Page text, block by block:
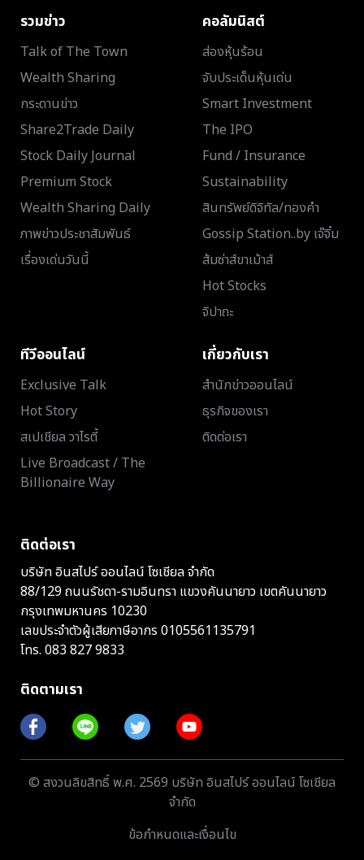
รวมข่าว
Talk of The Town
Wealth Sharing
กระดานข่าว
Share2Trade Daily
Stock Daily Journal
Premium Stock
Wealth Sharing Daily
ภาพข่าวประชาสัมพันธ์
เรื่องเด่นวันนี้
คอลัมนิสต์
ส่องหุ้นร้อน
จับประเด็นหุ้นเด่น
Smart Investment
The IPO
Fund / Insurance
Sustainability
สินทรัพย์ดิจิทัล/ทองคำ
Gossip Station..by เจ๊จิ๋ม
ส้มซ่าส์ขาเม้าส์
Hot Stocks
จิปาถะ
ทีวีออนไลน์
Exclusive Talk
Hot Story
สเปเชียล วาไรตี้
Live Broadcast / The
Billionaire Way
เกี่ยวกับเรา
สำนักข่าวออนไลน์
ธุรกิจของเรา
ติดต่อเรา
ติดต่อเรา
บริษัท อินสไปร์ ออนไลน์ โซเชียล จำกัด
88/129 ถนนรัชดา-รามอินทรา แขวงคันนายาว เขตคันนายาว
กรุงเทพมหานคร 10230
เลขประจำตัวผู้เสียภาษีอากร 0105561135791
โทร. 083 827 9833
ติดตามเรา
© สงวนลิขสิทธิ์ พ.ศ. 2569 บริษัท อินสไปร์ ออนไลน์ โซเชียล
จำกัด
ข้อกำหนดและเงื่อนไข